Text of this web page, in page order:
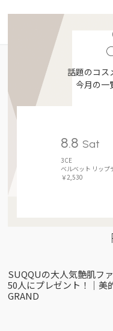
話題のコス
今月の一
8.8 Sat
3CE
ベルベット リップ
￥2,530
SUQQUの大人気艶肌フ
50人にプレゼント！｜美
GRAND